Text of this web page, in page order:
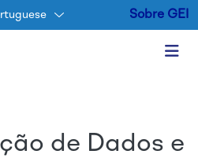
Sobre GEI
de Dados e